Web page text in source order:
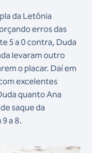
da Letônia
erros das
5 a 0 contra, Duda
levaram outro
o placar. Daí em
excelentes
quanto Ana
saque da
a 8.